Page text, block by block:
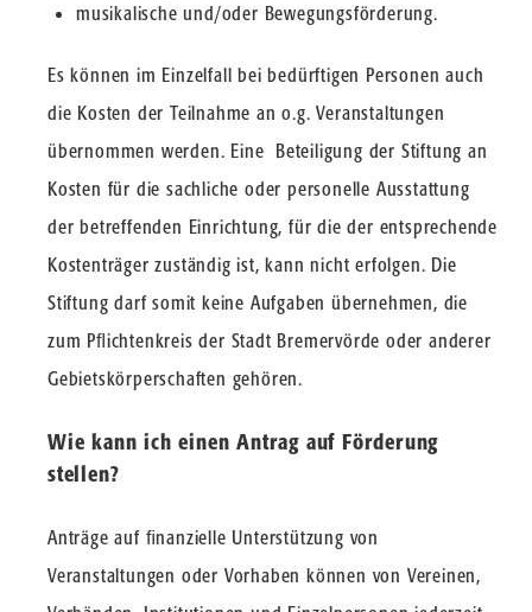
musikalische und/oder Bewegungsförderung.
Es können im Einzelfall bei bedürftigen Personen auch
die Kosten der Teilnahme an o.g. Veranstaltungen
übernommen werden. Eine Beteiligung der Stiftung an
Kosten für die sachliche oder personelle Ausstattung
der betreffenden Einrichtung, für die der entsprechende
Kostenträger zuständig ist, kann nicht erfolgen. Die
Stiftung darf somit keine Aufgaben übernehmen, die
zum Pﬂichtenkreis der Stadt Bremervörde oder anderer
Gebietskörperschaften gehören.
Wie kann ich einen Antrag auf Förderung
stellen?
Anträge auf ﬁnanzielle Unterstützung von
Veranstaltungen oder Vorhaben können von Vereinen,